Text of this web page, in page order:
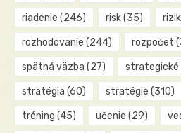
riadenie (246) risk(35)
rozhodovanie (244) rozpočet
spätná väzba (27) strategické
stratégia (60) stratégie (310)
tréning (45) učenie (29)